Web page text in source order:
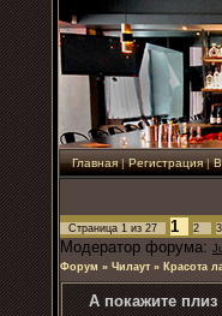
Главная|Регистрация|
Страница 1 из 27 1 2 3
Модератор форума:
Форум » Чилаут » Красота
А покажите плиз